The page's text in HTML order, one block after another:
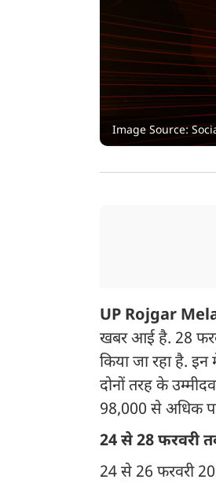
Image Source:
UP Rojgar
खबर आई है. 28
किया जा रहा है.
दोनों तरह के
98,000 से अधिक
24 से 28 फरवरी
24 से 26 फरवरी